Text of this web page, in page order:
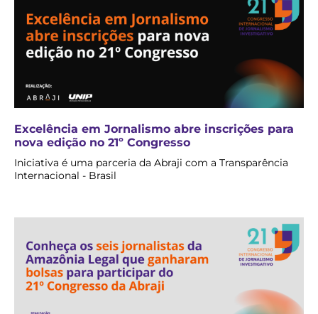
Excelência em Jornalismo abre inscrições para
nova edição no 21º Congresso
Iniciativa é uma parceria da Abraji com a Transparência
Internacional - Brasil